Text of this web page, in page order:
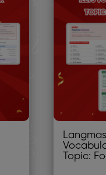
Topic: